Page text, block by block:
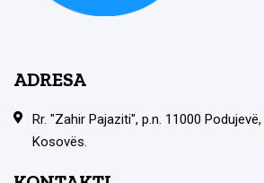
ADRESA
Rr. "Zahir Pajaziti", p.n. 11000
Kosovës.